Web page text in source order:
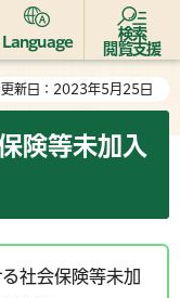
Language
検索
閲覧支援
更新日：2023年5月25日
険等未加入
社会保険等未加